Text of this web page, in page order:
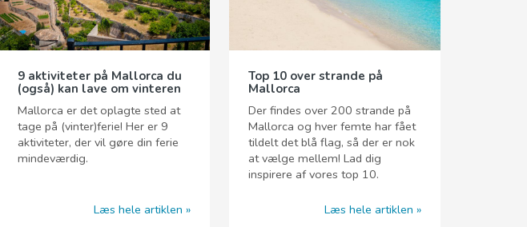
9 aktiviteter på Mallorca du
(også) kan lave om vinteren
Mallorca er det oplagte sted at
tage på (vinter)ferie! Her er 9
aktiviteter, der vil gøre din ferie
mindeværdig.
Top 10 over strande på
Mallorca
Der findes over 200 strande på
Mallorca og hver femte har fået
tildelt det blå flag, så der er nok
at vælge mellem! Lad dig
inspirere af vores top 10.
Læs hele artiklen Læs hele artiklen